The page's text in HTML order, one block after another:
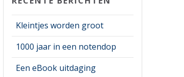
Kleintjes worden groot
1000 jaar in een notendop
Een eBook uitdaging